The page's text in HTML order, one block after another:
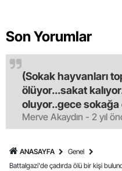
Son Yorumlar
Merve Akaydın - 2 yıl
(Sokak hayvanları
ölüyor...sakat
oluyor..gece sokağa
saciyorlar.araba ve
gldemiyoruz.artik
alan tipler yüzünden
masum algısı
ANASAYFA
Genel
Battalgazi'de çadırda ölü bir kişi